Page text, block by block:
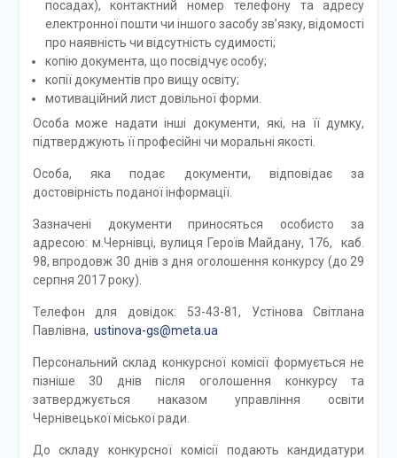
посадах), контактний номер телефону та адресу
електронної пошти чи іншого засобу зв’язку, відомості
про наявність чи відсутність судимості;
копію документа, що посвідчує особу;
копії документів про вищу освіту;
мотиваційний лист довільної форми.
Особа може надати інші документи, які, на її думку,
підтверджують її професійні чи моральні якості.
Особа, яка подає документи, відповідає за
достовірність поданої інформації.
Зазначені документи приносяться особисто за
адресою: м.Чернівці, вулиця Героїв Майдану, 176, каб.
98, впродовж 30 днів з дня оголошення конкурсу (до 29
серпня 2017 року).
Телефон для довідок: 53-43-81, Устінова Світлана
Павлівна, ustinova-gs@meta.ua
Персональний склад конкурсної комісії формується не
пізніше 30 днів після оголошення конкурсу та
затверджується наказом управління освіти
Чернівецької міської ради.
До складу конкурсної комісії подають кандидатури